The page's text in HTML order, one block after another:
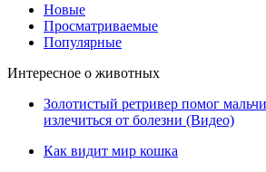
Новые
Просматриваемые
Популярные
Интересное о животных
Золотистый ретривер помог
излечиться от болезни (Видео)
Как видит мир кошка